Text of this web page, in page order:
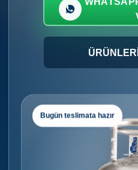
Bugün teslimata hazır